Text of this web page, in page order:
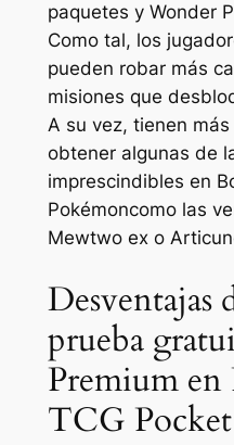
paquetes y Wonder
Como tal, los
pueden robar más
misiones que
A su vez, tienen
obtener algunas de
imprescindibles en
Pokémoncomo las
Mewtwo ex o
Desventajas
prueba
Premium en
TCG Pocket